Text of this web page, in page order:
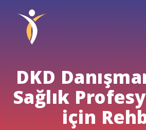
Skip
to
content
DKD
Sağlık
için